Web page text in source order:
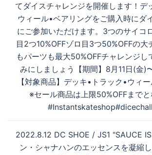
ビ
ゲ
ー
シ
てダイスチャレンジを開催します！デ
ウィール•ベアリングをご購入時にダ
にご参加いただけます。3つのサイコ
目2つ10%OFF️ゾロ目3つ50%OFF️の大
もパーツも最大50%OFF️チャレンジし
みにしましょう【期間】8月11日(金)
【対象商品】デッキ•トラック•ウィ
※セール商品は上限50%OFFまでと
2022.8.12 DC SHOE / JS1 "SAUCE
ン・シャナハンのエッセンスを凝縮